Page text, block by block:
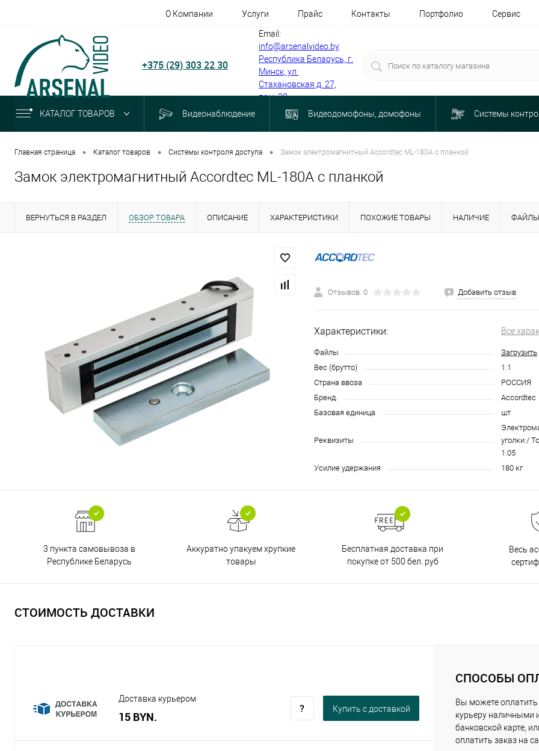
О Компании Услуги Прайс Контакты Портфолио Сервис
+375 (29) 303 22 30
Email:
info@arsenalvideo.by
Республика Беларусь, г.
Минск, ул.
Стахановская д. 27,
пом. 30
КАТАЛОГ ТОВАРОВ Видеонаблюдение Видеодомофоны, домофоны Системы
Главная страница • Каталог товаров • Системы контроля доступа • Замок электромагнитный Accordtec ML-180A c планкой
Замок электромагнитный Accordtec ML-180A c планкой
ВЕРНУТЬСЯ В РАЗДЕЛ ОБЗОР ТОВАРА ОПИСАНИЕ ХАРАКТЕРИСТИКИ ПОХОЖИЕ ТОВАРЫ НАЛИЧИЕ ФАЙЛЫ
Отзывов: 0 Добавить отзыв
Характеристики: Все
Файлы
Загрузить
Вес (брутто)
1.1
Страна ввоза
РОССИЯ
Бренд.
Accordtec
Базовая единица
шт
Реквизиты
уголки /
1.05
Усилие удержания
180 кг
3 пункта самовывоза в
Республике Беларусь
Аккуратно упакуем хрупкие
товары
Бесплатная доставка при
покупке от 500 бел. руб
Весь
СТОИМОСТЬ ДОСТАВКИ
Доставка курьером
15 BYN.
Купить c доставкой
СПОСОБЫ
Вы можете оплатить
курьеру наличными
банковской карте,
оплатить заказ на